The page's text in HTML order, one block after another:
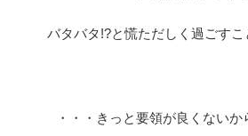
バタバタ!?と慌ただしく過ごす
・・・きっと要領が良くない